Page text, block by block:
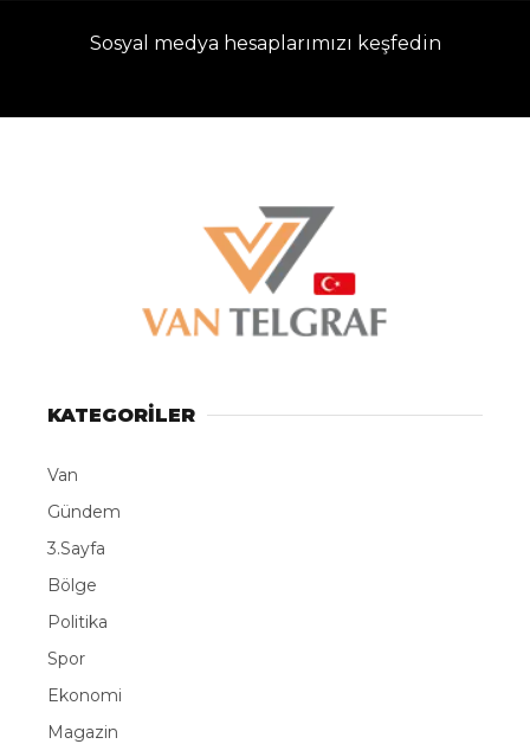
Sosyal medya hesaplarımızı keşfedin
KATEGORİLER
Van
Gündem
3.Sayfa
Bölge
Politika
Spor
Ekonomi
Magazin